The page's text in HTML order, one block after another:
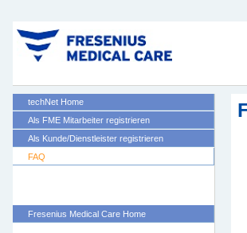
techNet Home
Als FME Mitarbeiter registrieren
Als Kunde/Dienstleister registrieren
FAQ
Fresenius Medical Care Home